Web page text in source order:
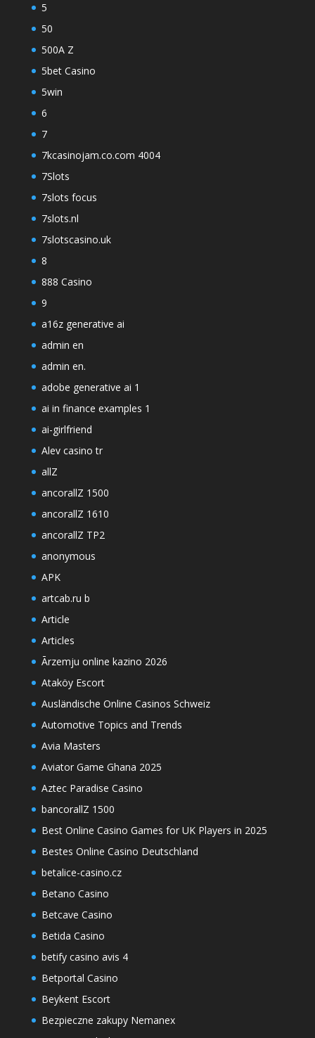
5
50
500A Z
5bet Casino
5win
6
7
7kcasinojam.co.com 4004
7Slots
7slots focus
7slots.nl
7slotscasino.uk
8
888 Casino
9
a16z generative ai
admin en
admin en.
adobe generative ai 1
ai in finance examples 1
ai-girlfriend
Alev casino tr
allZ
ancorallZ 1500
ancorallZ 1610
ancorallZ TP2
anonymous
APK
artcab.ru b
Article
Articles
Ārzemju online kazino 2026
Ataköy Escort
Ausländische Online Casinos Schweiz
Automotive Topics and Trends
Avia Masters
Aviator Game Ghana 2025
Aztec Paradise Casino
bancorallZ 1500
Best Online Casino Games for UK Players in 2025
Bestes Online Casino Deutschland
betalice-casino.cz
Betano Casino
Betcave Casino
Betida Casino
betify casino avis 4
Betportal Casino
Beykent Escort
Bezpieczne zakupy Nemanex